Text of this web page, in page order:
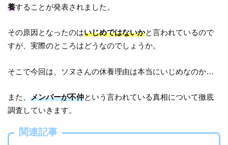
養することが発表されました。
その原因となったのはいじめではないかと言われているので
すが、実際のところはどうなのでしょうか。
そこで今回は、ソヌさんの休養理由は本当にいじめなのか…
また、メンバーが不仲という言われている真相について徹底
調査していきます。
関連記事